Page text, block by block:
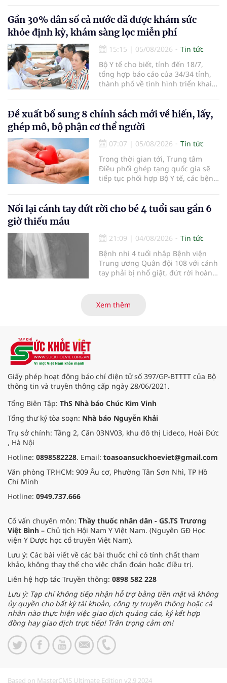
em bé đầu tiên chào đời.
Gần 30% dân số cả nước đã được khám sức
khỏe định kỳ, khám sàng lọc miễn phí
15:15 | 05/08/2026
Tin tức
Bộ Y tế cho biết, tính đến 18/7,
tổng hợp báo cáo của 34/34 tỉnh,
thành phố về tình hình triển khai
nhận 32.286.360 người, chiếm gần
30% dân số cả nước đã được khám
sức khỏe định kỳ năm nay.
Đề xuất bổ sung 8 chính sách mới về hiến, lấy,
ghép mô, bộ phận cơ thể người
07:07 | 05/08/2026
Tin tức
Trong thời gian tới, Trung tâm
Điều phối ghép tạng quốc gia sẽ
tiếp tục phối hợp Bộ Y tế, các bệnh
cường truyền thông, hoàn thiện
quy trình chuyên môn và hệ thống
hiến và ghép mô tạng.
Nối lại cánh tay đứt rời cho bé 4 tuổi sau gần 6
giờ thiếu máu
21:09 | 04/08/2026
Tin tức
Bệnh nhi 4 tuổi nhập Bệnh viện
Trung ương Quân đội 108 với cánh
tay phải bị nhổ giật, đứt rời hoàn
thương nặng và thời gian thiếu
máu kéo dài, các bác sĩ đã tái lập
Xem thêm
Giấy phép hoạt động báo chí điện tử số 397/GP-BTTTT của Bộ
thông tin và truyền thông cấp ngày 28/06/2021.
Tổng Biên Tập: ThS Nhà báo Chúc Kim Vinh
Tổng thư ký tòa soạn: Nhà báo Nguyễn Khải
Trụ sở chính: Tầng 2, Căn 03NV03, khu đô thị Lideco, Hoài Đức
, Hà Nội
Hotline: 0898582228. Email: toasoansuckhoeviet@gmail.com
Văn phòng TP.HCM: 909 Âu cơ, Phường Tân Sơn Nhì, TP Hồ
Chí Minh
Hotline: 0949.737.666
Cố vấn chuyên môn: Thầy thuốc nhân dân - GS.TS Trương
Việt Bình – Chủ tịch Hội Nam Y Việt Nam. (Nguyên GĐ Học
viện Y Dược học cổ truyền Việt Nam).
Lưu ý: Các bài viết về các bài thuốc chỉ có tính chất tham
khảo, không thay thế cho việc chẩn đoán hoặc điều trị.
Liên hệ hợp tác Truyền thông: 0898 582 228
Lưu ý: Tạp chí không tiếp nhận hỗ trợ bằng tiền mặt và không
ủy quyền cho bất kỳ tài khoản, công ty truyền thông hoặc cá
nhân nào thực hiện việc giao dịch quảng cáo, ký kết hợp
đồng hay giao dịch trực tiếp! Trân trọng cảm ơn!
Based on MasterCMS Ultimate Edition v2.9 2024